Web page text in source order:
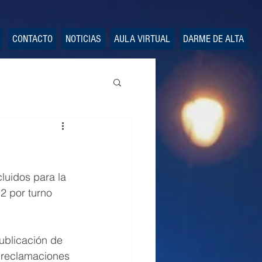
CONTACTO NOTICIAS AULA VIRTUAL DARME DE ALTA
para la
por turno
de